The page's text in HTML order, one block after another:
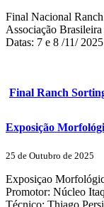
Final Nacional
Associação
Datas: 7 e 8 /11/
Final Ranch
Exposição
25 de Outubro de 2025
Exposiçao
Promotor: Núcleo
Técnico: Thiago